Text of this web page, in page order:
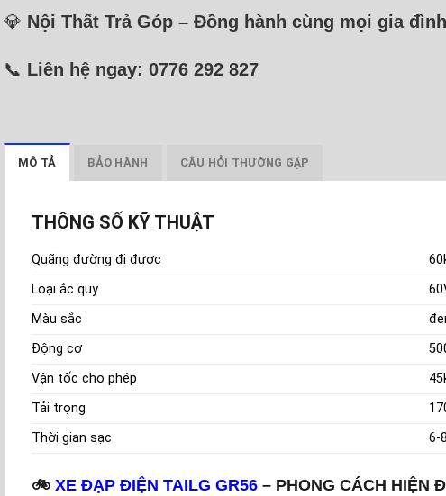
💎 Nội Thất Trả Góp – Đồng hành cùng mọi gia
📞 Liên hệ ngay: 0776 292 827
MÔ TẢ BẢO HÀNH CÂU HỎI THƯỜNG GẶP
THÔNG SỐ KỸ THUẬT
Quãng đường đi được
Loại ắc quy
Màu sắc
Động cơ
Vận tốc cho phép
Tải trọng
Thời gian sạc
6-
🚲 XE ĐẠP ĐIỆN TAILG GR56 – PHONG CÁCH HIỆN